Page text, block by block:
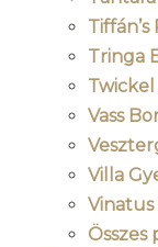
Tringa
Vass
Villa
Vinatus
Összes